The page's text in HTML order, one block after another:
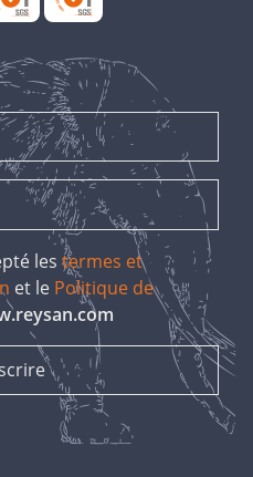
lestermes et
et le Politique de